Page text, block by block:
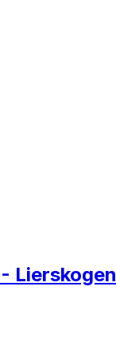
Lierskogen